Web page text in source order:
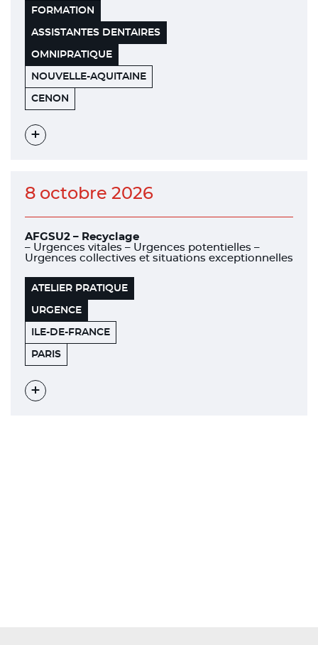
FORMATION
ASSISTANTES DENTAIRES
OMNIPRATIQUE
NOUVELLE-AQUITAINE
ROCHER
DE
CENON
Voir
8 octobre 2026
AFGSU2 – Recyclage
– Urgences vitales – Urgences potentielles –
Urgences collectives et situations exceptionnelles
ATELIER PRATIQUE
URGENCE
ILE-DE-FRANCE
WEWORK
PARIS
Voir